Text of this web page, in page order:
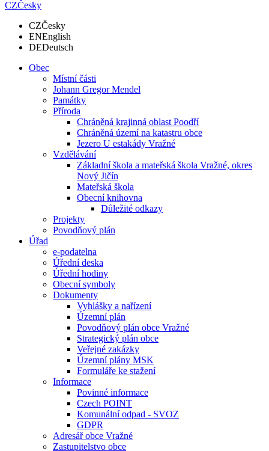
CZČesky
CZČesky
ENEnglish
DEDeutsch
Obec
Místní části
Johann Gregor Mendel
Památky
Příroda
Chráněná krajinná oblast Poodří
Chráněná území na katastru obce
Jezero U estakády Vražné
Vzdělávání
Základní škola a mateřská škola Vražné, okres
Nový Jičín
Mateřská škola
Obecní knihovna
Důležité odkazy
Projekty
Povodňový plán
Úřad
e-podatelna
Úřední deska
Úřední hodiny
Obecní symboly
Dokumenty
Vyhlášky a nařízení
Územní plán
Povodňový plán obce Vražné
Strategický plán obce
Veřejné zakázky
Územní plány MSK
Formuláře ke stažení
Informace
Povinné informace
Czech POINT
Komunální odpad - SVOZ
GDPR
Adresář obce Vražné
Zastupitelstvo obce